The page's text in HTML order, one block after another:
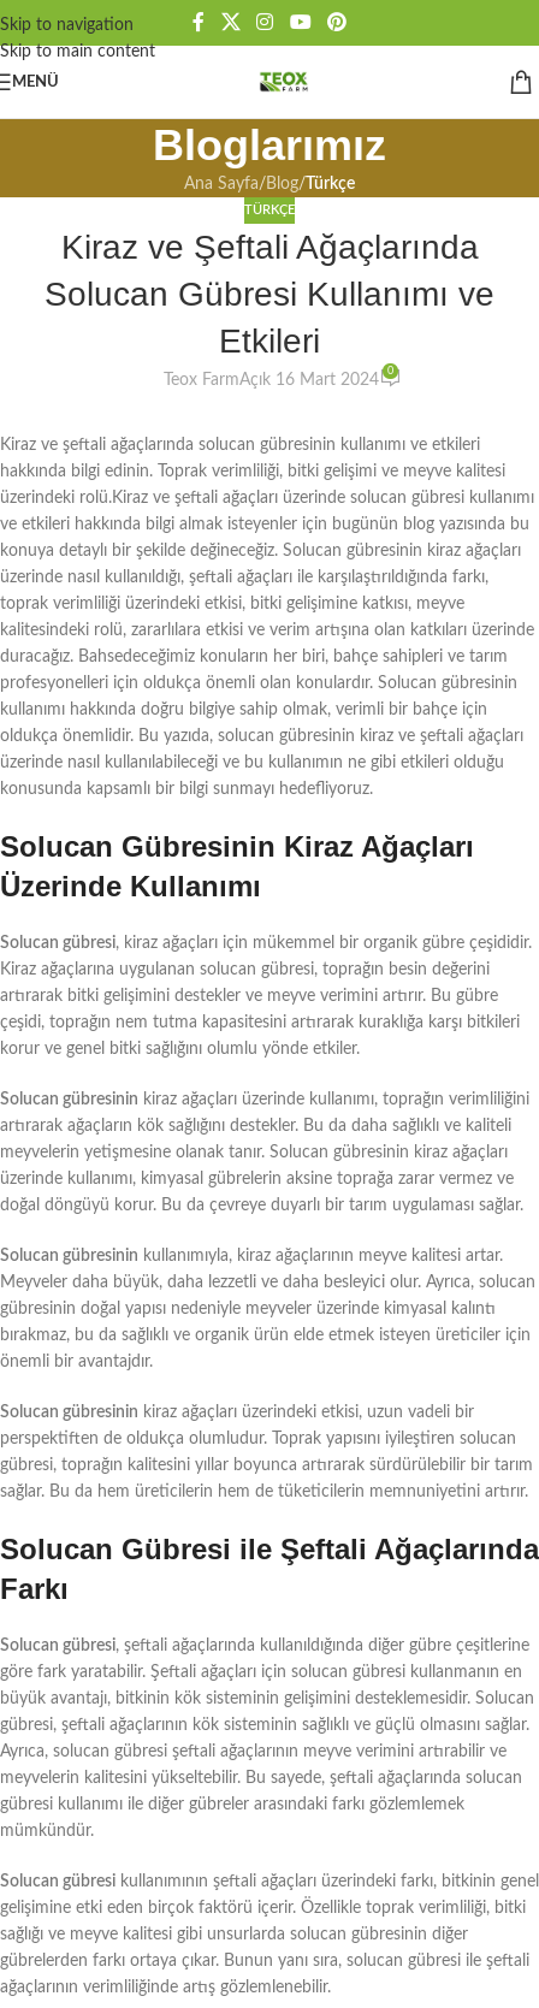
Skip to navigation
Skip to main content
MENÜ
Bloglarımız
Ana Sayfa/ Blog/ Türkçe
TÜRKÇE
Kiraz ve Şeftali Ağaçlarında
Solucan Gübresi Kullanımı ve
Etkileri
Teox FarmAçık 16 Mart 2024
0
Kiraz ve şeftali ağaçlarında solucan gübresinin kullanımı ve etkileri
hakkında bilgi edinin. Toprak verimliliği, bitki gelişimi ve meyve kalitesi
üzerindeki rolü.Kiraz ve şeftali ağaçları üzerinde solucan gübresi kullanımı
ve etkileri hakkında bilgi almak isteyenler için bugünün blog yazısında bu
konuya detaylı bir şekilde değineceğiz. Solucan gübresinin kiraz ağaçları
üzerinde nasıl kullanıldığı, şeftali ağaçları ile karşılaştırıldığında farkı,
toprak verimliliği üzerindeki etkisi, bitki gelişimine katkısı, meyve
kalitesindeki rolü, zararlılara etkisi ve verim artışına olan katkıları üzerinde
duracağız. Bahsedeceğimiz konuların her biri, bahçe sahipleri ve tarım
profesyonelleri için oldukça önemli olan konulardır. Solucan gübresinin
kullanımı hakkında doğru bilgiye sahip olmak, verimli bir bahçe için
oldukça önemlidir. Bu yazıda, solucan gübresinin kiraz ve şeftali ağaçları
üzerinde nasıl kullanılabileceği ve bu kullanımın ne gibi etkileri olduğu
konusunda kapsamlı bir bilgi sunmayı hedefliyoruz.
Solucan Gübresinin Kiraz Ağaçları
Üzerinde Kullanımı
Solucan gübresi, kiraz ağaçları için mükemmel bir organik gübre çeşididir.
Kiraz ağaçlarına uygulanan solucan gübresi, toprağın besin değerini
artırarak bitki gelişimini destekler ve meyve verimini artırır. Bu gübre
çeşidi, toprağın nem tutma kapasitesini artırarak kuraklığa karşı bitkileri
korur ve genel bitki sağlığını olumlu yönde etkiler.
Solucan gübresinin kiraz ağaçları üzerinde kullanımı, toprağın verimliliğini
artırarak ağaçların kök sağlığını destekler. Bu da daha sağlıklı ve kaliteli
meyvelerin yetişmesine olanak tanır. Solucan gübresinin kiraz ağaçları
üzerinde kullanımı, kimyasal gübrelerin aksine toprağa zarar vermez ve
doğal döngüyü korur. Bu da çevreye duyarlı bir tarım uygulaması sağlar.
Solucan gübresinin kullanımıyla, kiraz ağaçlarının meyve kalitesi artar.
Meyveler daha büyük, daha lezzetli ve daha besleyici olur. Ayrıca, solucan
gübresinin doğal yapısı nedeniyle meyveler üzerinde kimyasal kalıntı
bırakmaz, bu da sağlıklı ve organik ürün elde etmek isteyen üreticiler için
önemli bir avantajdır.
Solucan gübresinin kiraz ağaçları üzerindeki etkisi, uzun vadeli bir
perspektiften de oldukça olumludur. Toprak yapısını iyileştiren solucan
gübresi, toprağın kalitesini yıllar boyunca artırarak sürdürülebilir bir tarım
sağlar. Bu da hem üreticilerin hem de tüketicilerin memnuniyetini artırır.
Solucan Gübresi ile Şeftali Ağaçlarında
Farkı
Solucan gübresi, şeftali ağaçlarında kullanıldığında diğer gübre çeşitlerine
göre fark yaratabilir. Şeftali ağaçları için solucan gübresi kullanmanın en
büyük avantajı, bitkinin kök sisteminin gelişimini desteklemesidir. Solucan
gübresi, şeftali ağaçlarının kök sisteminin sağlıklı ve güçlü olmasını sağlar.
Ayrıca, solucan gübresi şeftali ağaçlarının meyve verimini artırabilir ve
meyvelerin kalitesini yükseltebilir. Bu sayede, şeftali ağaçlarında solucan
gübresi kullanımı ile diğer gübreler arasındaki farkı gözlemlemek
mümkündür.
Solucan gübresi kullanımının şeftali ağaçları üzerindeki farkı, bitkinin genel
gelişimine etki eden birçok faktörü içerir. Özellikle toprak verimliliği, bitki
sağlığı ve meyve kalitesi gibi unsurlarda solucan gübresinin diğer
gübrelerden farkı ortaya çıkar. Bunun yanı sıra, solucan gübresi ile şeftali
ağaçlarının verimliliğinde artış gözlemlenebilir.